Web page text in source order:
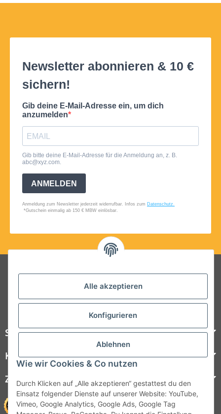
Alle akzeptieren
Konfigurieren
Ablehnen
Wie wir Cookies & Co nutzen
Durch Klicken auf „Alle akzeptieren“ gestattest du den
Einsatz folgender Dienste auf unserer Website: YouTube,
Vimeo, Google Analytics, Google Ads, Google Tag
Folgt uns auf Social Media
Steelboxx
Kundenservice
Zahlungsmöglichkeiten